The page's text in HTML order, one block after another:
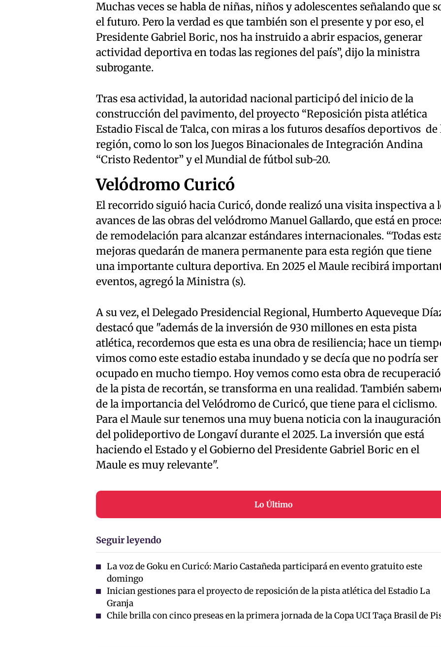
Muchas veces se habla de niñas, niños y adolescentes señalando que
el futuro. Pero la verdad es que también son el presente y por eso, el
Presidente Gabriel Boric, nos ha instruido a abrir espacios, generar
actividad deportiva en todas las regiones del país”, dijo la ministra
subrogante.
Tras esa actividad, la autoridad nacional participó del inicio de la
construcción del pavimento, del proyecto “Reposición pista atlética
Estadio Fiscal de Talca, con miras a los futuros desafíos deportivos de
región, como lo son los Juegos Binacionales de Integración Andina
“Cristo Redentor” y el Mundial de fútbol sub-20.
Velódromo Curicó
El recorrido siguió hacia Curicó, donde realizó una visita inspectiva a
avances de las obras del velódromo Manuel Gallardo, que está en
de remodelación para alcanzar estándares internacionales. “Todas
mejoras quedarán de manera permanente para esta región que tiene
una importante cultura deportiva. En 2025 el Maule recibirá
eventos, agregó la Ministra (s).
A su vez, el Delegado Presidencial Regional, Humberto Aqueveque
destacó que "además de la inversión de 930 millones en esta pista
atlética, recordemos que esta es una obra de resiliencia; hace un
vimos como este estadio estaba inundado y se decía que no podría ser
ocupado en mucho tiempo. Hoy vemos como esta obra de
de la pista de recortán, se transforma en una realidad. También
de la importancia del Velódromo de Curicó, que tiene para el ciclismo.
Para el Maule sur tenemos una muy buena noticia con la inauguración
del polideportivo de Longaví durante el 2025. La inversión que está
haciendo el Estado y el Gobierno del Presidente Gabriel Boric en el
Maule es muy relevante".
Lo Último
Seguir leyendo
La voz de Goku en Curicó: Mario Castañeda participará en evento gratuito este
domingo
Inician gestiones para el proyecto de reposición de la pista atlética del Estadio La
Granja
Chile brilla con cinco preseas en la primera jornada de la Copa UCI Taça Brasil de